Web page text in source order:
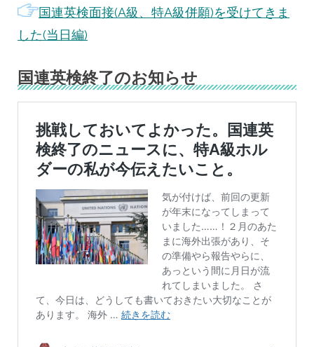
国連英検面接(A級、特A級併願)を受けてきま
した(当日編)
国連英検終了のお知らせ